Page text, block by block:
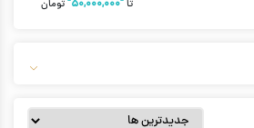
تا"۵۰,۰۰۰,۰۰۰" تومان